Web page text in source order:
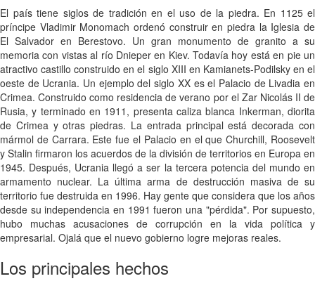
El país tiene siglos de tradición en el uso de la piedra. En 1125 el
príncipe Vladimir Monomach ordenó construir en piedra la Iglesia de
El Salvador en Berestovo. Un gran monumento de granito a su
memoria con vistas al río Dnieper en Kiev. Todavía hoy está en pie un
atractivo castillo construido en el siglo XIII en Kamianets-Podilsky en el
oeste de Ucrania. Un ejemplo del siglo XX es el Palacio de Livadia en
Crimea. Construido como residencia de verano por el Zar Nicolás II de
Rusia, y terminado en 1911, presenta caliza blanca Inkerman, diorita
de Crimea y otras piedras. La entrada principal está decorada con
mármol de Carrara. Este fue el Palacio en el que Churchill, Roosevelt
y Stalin firmaron los acuerdos de la división de territorios en Europa en
1945. Después, Ucrania llegó a ser la tercera potencia del mundo en
armamento nuclear. La última arma de destrucción masiva de su
territorio fue destruida en 1996. Hay gente que considera que los años
desde su independencia en 1991 fueron una "pérdida". Por supuesto,
hubo muchas acusaciones de corrupción en la vida política y
empresarial. Ojalá que el nuevo gobierno logre mejoras reales.
Los principales hechos